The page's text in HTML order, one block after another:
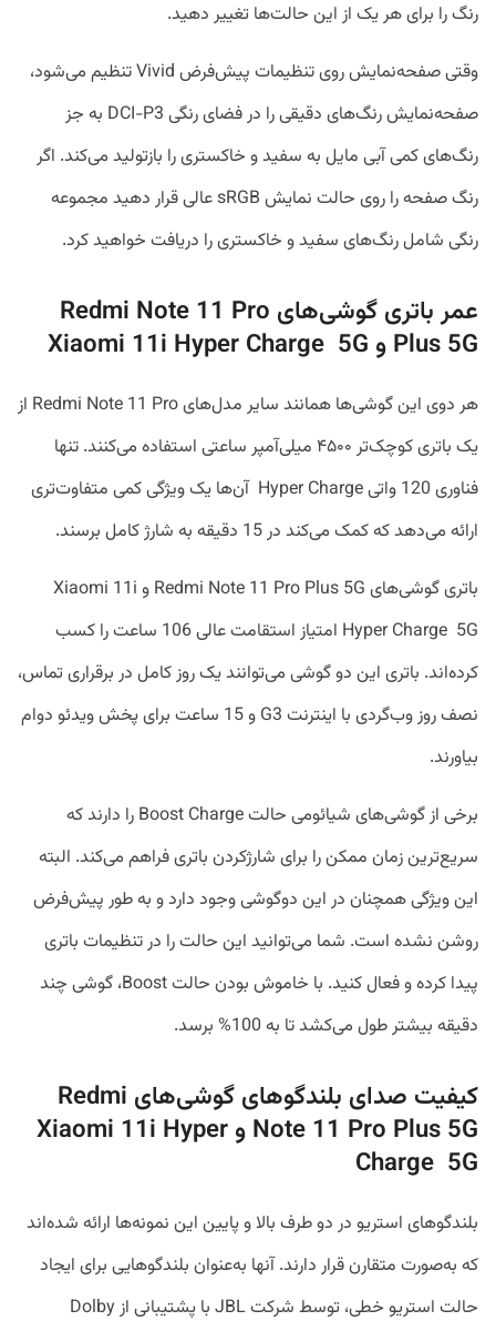
رنگ را برای هر یک از این حالت‌ها تغییر دهید.
وقتی صفحه‌نمایش روی تنظیمات پیش‌فرض Vivid تنظیم می‌شود،
صفحه‌نمایش رنگ‌های دقیقی را در فضای رنگی DCI-P3 به جز
رنگ‌های کمی آبی مایل به سفید و خاکستری را بازتولید می‌کند. اگر
رنگ صفحه را روی حالت نمایش sRGB عالی قرار دهید مجموعه
رنگی شامل رنگ‌های سفید و خاکستری را دریافت خواهید کرد.
عمر باتری گوشی‌های Redmi Note 11 Pro
Plus 5G و Xiaomi 11i Hyper Charge 5G
هر دوی این گوشی‌ها همانند سایر مدل‌های Redmi Note 11 Pro از
یک باتری کوچک‌تر ۴۵۰۰ میلی‌آمپر ساعتی استفاده می‌کنند. تنها
فناوری 120 واتی Hyper Charge آن‌ها یک ویژگی کمی متفاوت‌تری
ارائه می‌دهد که کمک می‌کند در 15 دقیقه به شارژ کامل برسند.
باتری گوشی‌های Redmi Note 11 Pro Plus 5G و Xiaomi 11i
Hyper Charge 5G امتیاز استقامت عالی 106 ساعت را کسب
کرده‌اند. باتری این دو گوشی می‌توانند یک روز کامل در برقراری تماس،
نصف روز وب‌گردی با اینترنت G3 و 15 ساعت برای پخش ویدئو دوام
بیاورند.
برخی از گوشی‌های شیائومی حالت Boost Charge را دارند که
سریع‌ترین زمان ممکن را برای شارژکردن باتری فراهم می‌کند. البته
این ویژگی همچنان در این دوگوشی وجود دارد و به طور پیش‌فرض
روشن نشده است. شما می‌توانید این حالت را در تنظیمات باتری
پیدا کرده و فعال کنید. با خاموش بودن حالت Boost، گوشی چند
دقیقه بیشتر طول می‌کشد تا به 100% برسد.
کیفیت صدای بلندگوهای گوشی‌های Redmi
Note 11 Pro Plus 5G و Xiaomi 11i Hyper
Charge 5G
بلندگوهای استریو در دو طرف بالا و پایین این نمونه‌ها ارائه شده‌اند
که به‌صورت متقارن قرار دارند. آنها به‌عنوان بلندگوهایی برای ایجاد
حالت استریو خطی، توسط شرکت JBL با پشتیبانی از Dolby